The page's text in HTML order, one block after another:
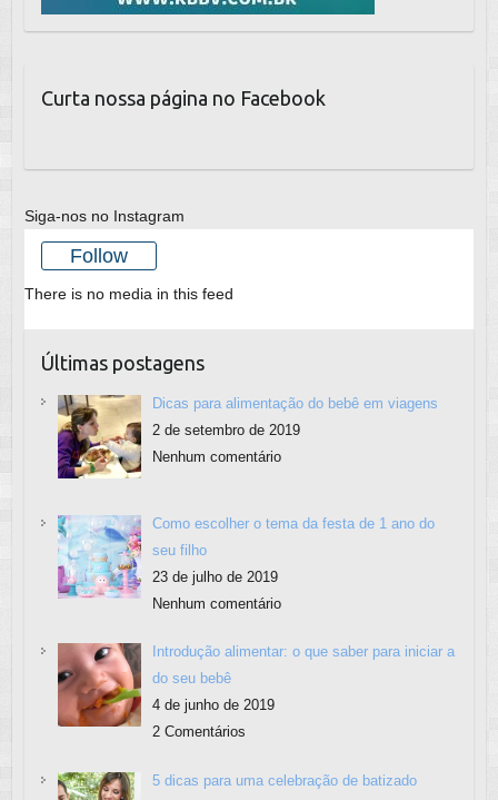
Curta nossa página no Facebook
Siga-nos no Instagram
Follow
There is no media in this feed
Últimas postagens
Dicas para alimentação do bebê em viagens
2 de setembro de 2019
Nenhum comentário
Como escolher o tema da festa de 1 ano do
seu filho
23 de julho de 2019
Nenhum comentário
Introdução alimentar: o que saber para iniciar a
do seu bebê
4 de junho de 2019
2 Comentários
5 dicas para uma celebração de batizado